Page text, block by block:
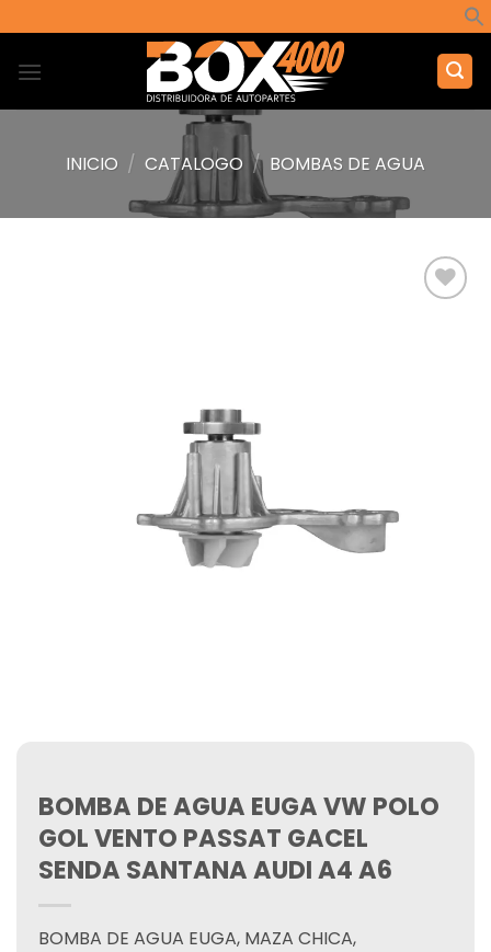
al
contenido
INICIO / CATALOGO / BOMBAS DE AGUA
BOMBA DE AGUA EUGA VW POLO
GOL VENTO PASSAT GACEL
SENDA SANTANA AUDI A4 A6
BOMBA DE AGUA EUGA, MAZA CHICA,